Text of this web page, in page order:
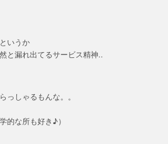
いうか
と漏れ出てるサービス精神..
っしゃるもんな。。
的な所も好き♪）